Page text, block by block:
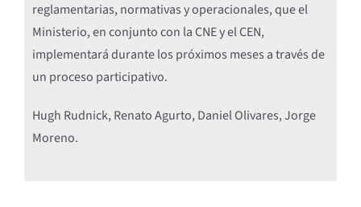
reglamentarias, normativas y operacionales, que el
Ministerio, en conjunto con la CNE y el CEN,
implementará durante los próximos meses a través de
un proceso participativo.
Hugh Rudnick, Renato Agurto, Daniel Olivares, Jorge
Moreno.